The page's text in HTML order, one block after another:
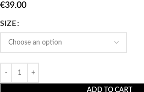
€39.00
SIZE
ADD TO CART